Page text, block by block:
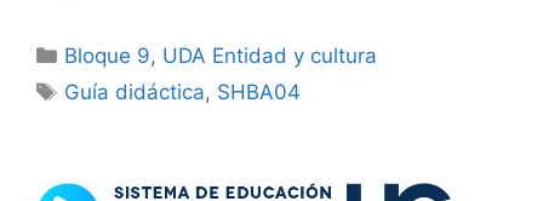
Categorías
Bloque 9, UDA Entidad y cultura
Etiquetas
Guía didáctica, SHBA04